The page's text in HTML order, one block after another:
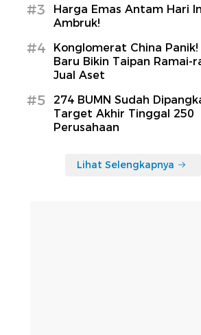
#3
Harga Emas Antam Hari
Ambruk!
#4
Konglomerat China Panik!
Baru Bikin Taipan Ramai-
Jual Aset
#5
274 BUMN Sudah
Target Akhir Tinggal 250
Perusahaan
Lihat Selengkapnya